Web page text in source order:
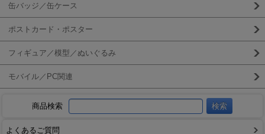
缶バッジ／缶ケース
ポストカード・ポスター
フィギュア／模型／ぬいぐるみ
モバイル／PC関連
商品検索
よくあるご質問